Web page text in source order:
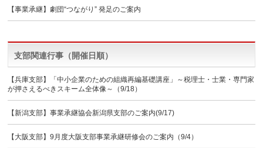
【事業承継】劇団“つながり” 発足のご案内
支部関連行事（開催日順）
【兵庫支部】「中小企業のための組織再編基礎講座」～税理士・士業・専門家
が押さえるべきスキーム全体像～（9/18）
【新潟支部】事業承継協会新潟県支部のご案内(9/17)
【大阪支部】9月度大阪支部事業承継研修会のご案内（9/4）